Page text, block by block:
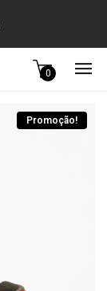
0
Promoção!